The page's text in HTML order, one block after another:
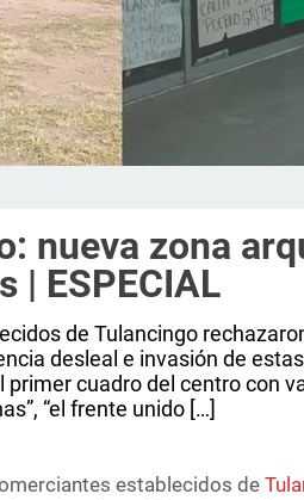
nueva zona
| ESPECIAL
de Tulancingo
desleal e invasión de
cuadro del centro con
“el frente unido […]
establecidos de